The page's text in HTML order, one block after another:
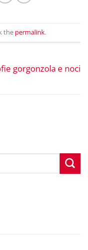
the permalink.
gorgonzola e noci